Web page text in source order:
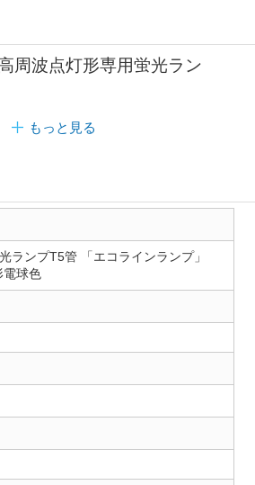
周波点灯形専用蛍光ラン
もっと見る
ランプT5管 「エコラインランプ」
電球色